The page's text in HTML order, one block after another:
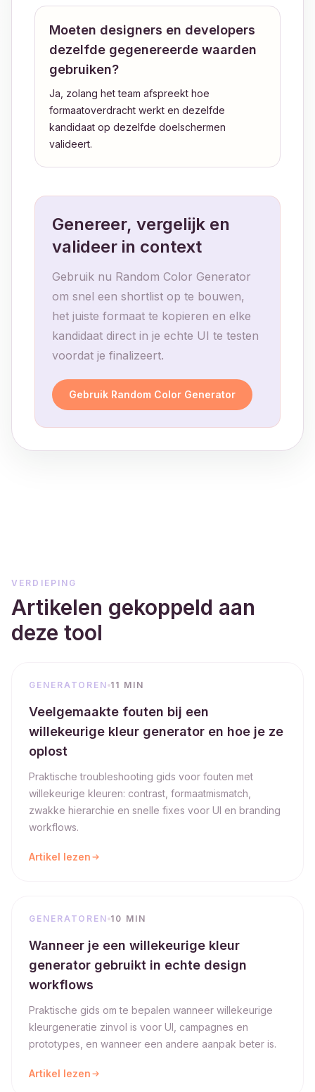
Moeten designers en developers
dezelfde gegenereerde waarden
gebruiken?
Ja, zolang het team afspreekt hoe
formaatoverdracht werkt en dezelfde
kandidaat op dezelfde doelschermen
valideert.
Genereer, vergelijk en
valideer in context
Gebruik nu Random Color Generator
om snel een shortlist op te bouwen,
het juiste formaat te kopieren en elke
kandidaat direct in je echte UI te testen
voordat je finalizeert.
Gebruik Random Color Generator
VERDIEPING
Artikelen gekoppeld aan
deze tool
GENERATOREN 11 MIN
Veelgemaakte fouten bij een
willekeurige kleur generator en hoe je ze
oplost
Praktische troubleshooting gids voor fouten met
willekeurige kleuren: contrast, formaatmismatch,
zwakke hierarchie en snelle fixes voor UI en branding
workflows.
Artikel lezen
GENERATOREN 10 MIN
Wanneer je een willekeurige kleur
generator gebruikt in echte design
workflows
Praktische gids om te bepalen wanneer willekeurige
kleurgeneratie zinvol is voor UI, campagnes en
prototypes, en wanneer een andere aanpak beter is.
Artikel lezen